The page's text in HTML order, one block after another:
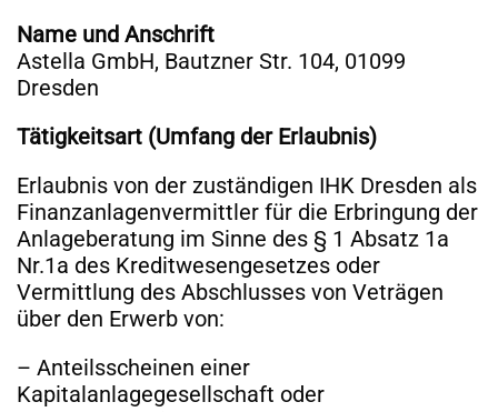
Name und Anschrift
Astella GmbH, Bautzner Str. 104, 01099
Dresden
Tätigkeitsart (Umfang der Erlaubnis)
Erlaubnis von der zuständigen IHK Dresden als
Finanzanlagenvermittler für die Erbringung der
Anlageberatung im Sinne des § 1 Absatz 1a
Nr.1a des Kreditwesengesetzes oder
Vermittlung des Abschlusses von Veträgen
über den Erwerb von:
– Anteilsscheinen einer
Kapitalanlagegesellschaft oder